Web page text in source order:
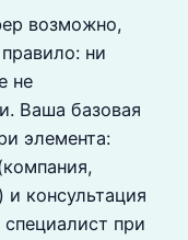
возможно,
ни
не
Ваша базовая
элемента:
консультация
при